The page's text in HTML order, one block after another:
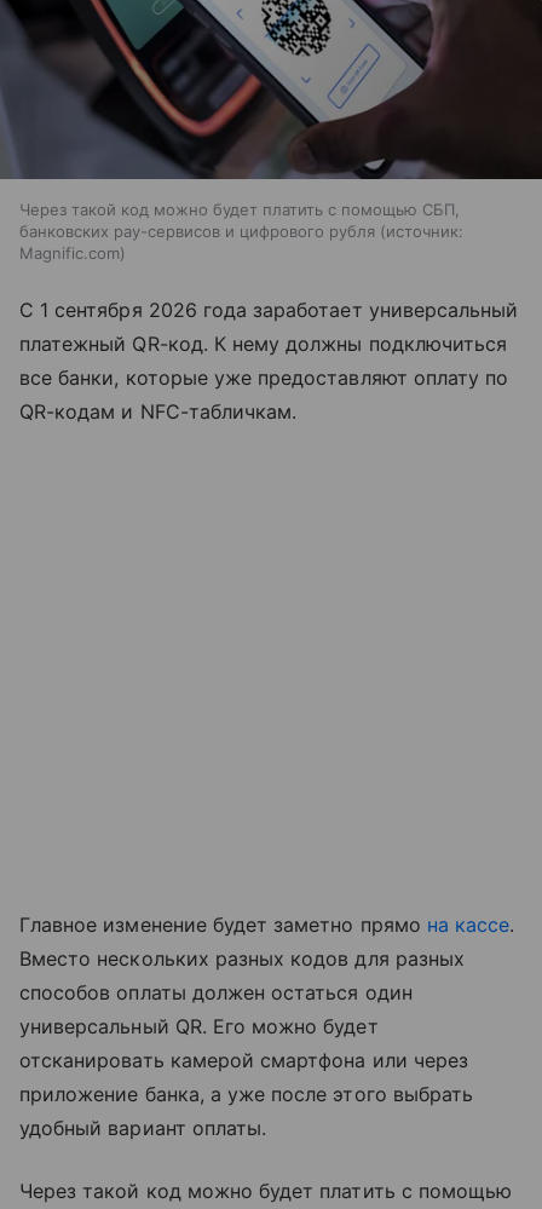
Через такой код можно будет платить с помощью СБП,
банковских pay-сервисов и цифрового рубля
источник:
Magnific.com
С 1 сентября 2026 года заработает универсальный
платежный QR-код. К нему должны подключиться
все банки, которые уже предоставляют оплату по
QR-кодам и NFC-табличкам.
Главное изменение будет заметно прямо на кассе.
Вместо нескольких разных кодов для разных
способов оплаты должен остаться один
универсальный QR. Его можно будет
отсканировать камерой смартфона или через
приложение банка, а уже после этого выбрать
удобный вариант оплаты.
Через такой код можно будет платить с помощью